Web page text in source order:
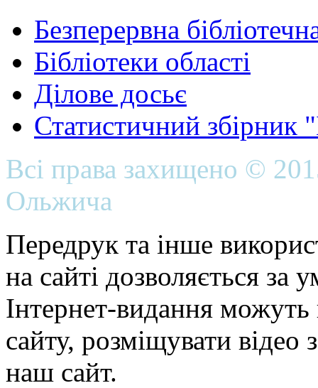
Безперервна
Бібліотеки області
Ділове досьє
Статистичний
Всі права захищено ©
Ольжича
Передрук та інше
на сайті дозволяється
Інтернет-видання можуть
сайту, розміщувати відео
наш сайт.